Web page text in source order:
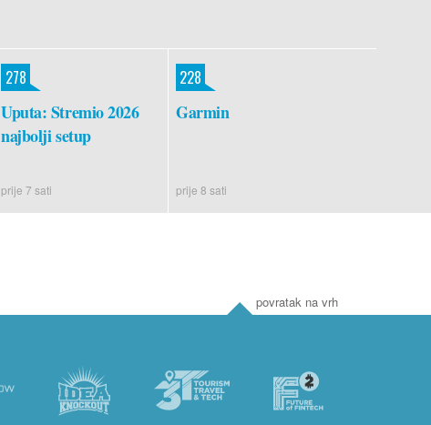
Uputa: Stremio 2026
najbolji setup
prije 7 sati
278
Garmin
prije 8 sati
228
povratak na vrh